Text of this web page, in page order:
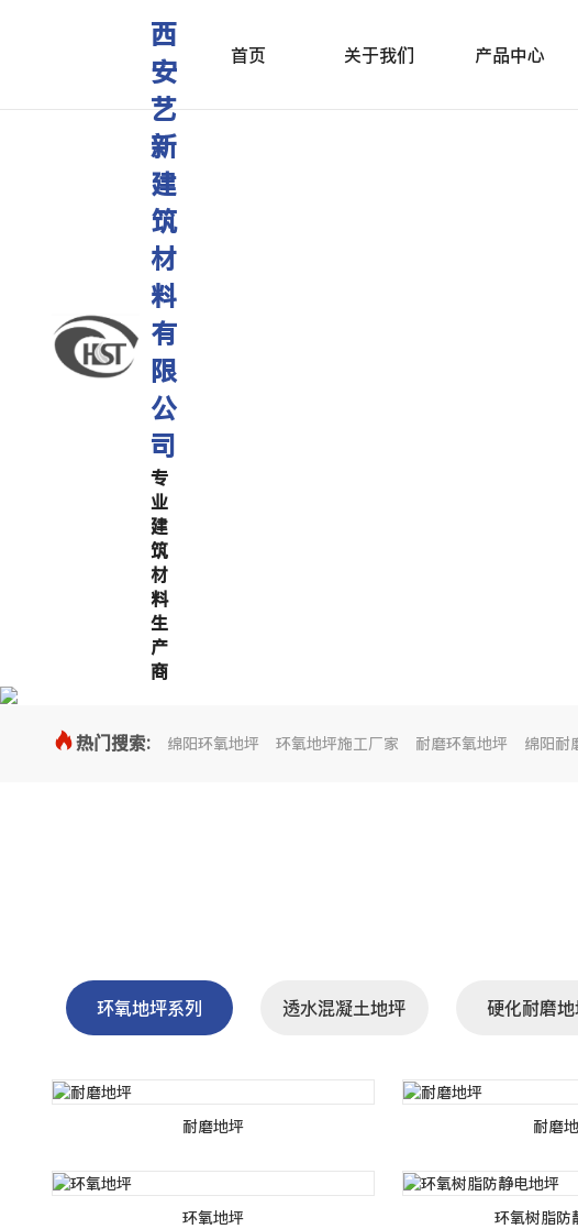
西
安
艺
新
建
筑
材
料
有
限
公
司
专
业
建
筑
材
料
生
产
商
首页 关于我们 产品中心
热门搜索: 绵阳环氧地坪 环氧地坪施工厂家 耐磨环氧地坪 绵阳耐
环氧地坪系列 透水混凝土地坪 硬化耐磨
耐磨地坪 耐磨
环氧地坪 环氧树脂防